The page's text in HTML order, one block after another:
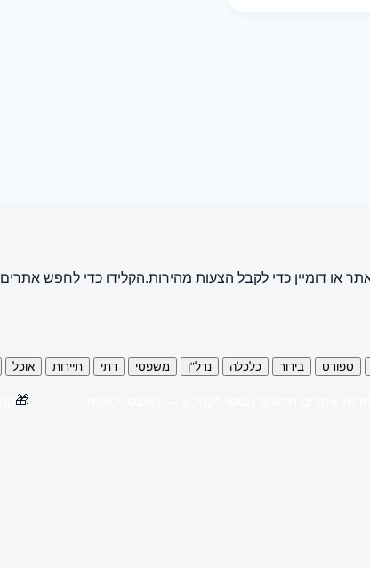
או דומיין כדי לקבל הצעות מהירות.הקלידו כדי לחפש אתרים
ספורט בידור כלכלה נדל"ן משפטי דתי תיירות אוכל
🎁